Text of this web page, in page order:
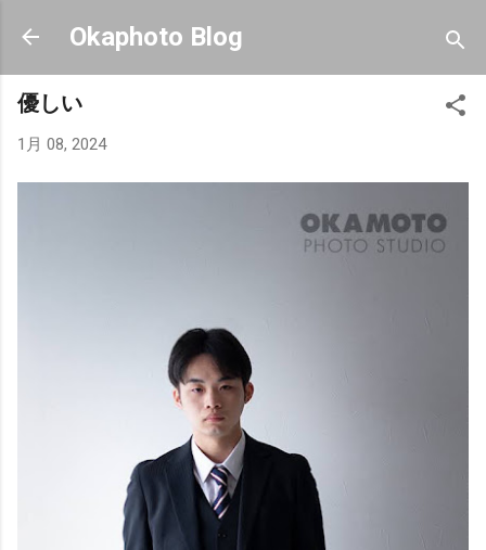
スキップしてメイン コンテンツに移動
Okaphoto Blog
優しい
1月 08, 2024